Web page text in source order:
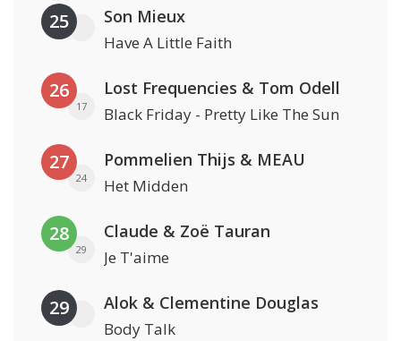
25 Son Mieux
Have A Little Faith
26
17
Lost Frequencies & Tom Odell
Black Friday - Pretty Like The Sun
27
24
Pommelien Thijs & MEAU
Het Midden
28
29
Claude & Zoë Tauran
Je T'aime
29 Alok & Clementine Douglas
Body Talk